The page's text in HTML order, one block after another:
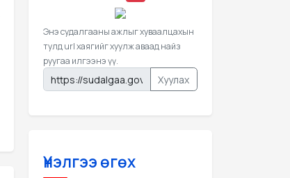
Энэ судалгааны ажлыг хуваалцахын
тулд url хаягийг хуулж аваад найз
руугаа илгээнэ үү.
Хуулах
Үнэлгээ өгөх